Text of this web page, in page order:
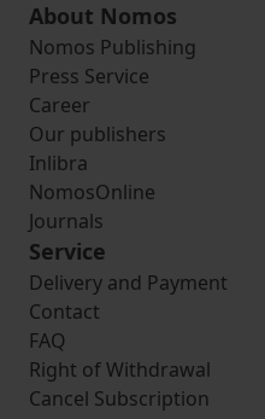
About Nomos
Nomos Publishing
Press Service
Career
Our publishers
Inlibra
NomosOnline
Journals
Service
Delivery and Payment
Contact
FAQ
Right of Withdrawal
Cancel Subscription